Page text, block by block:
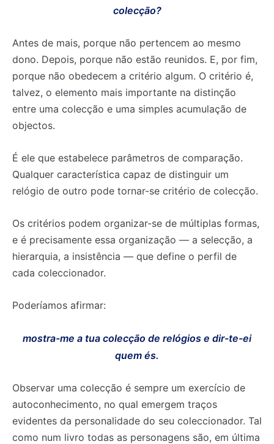
colecção?
Antes de mais, porque não pertencem ao mesmo
dono. Depois, porque não estão reunidos. E, por fim,
porque não obedecem a critério algum. O critério é,
talvez, o elemento mais importante na distinção
entre uma colecção e uma simples acumulação de
objectos.
É ele que estabelece parâmetros de comparação.
Qualquer característica capaz de distinguir um
relógio de outro pode tornar-se critério de colecção.
Os critérios podem organizar-se de múltiplas formas,
e é precisamente essa organização — a selecção, a
hierarquia, a insistência — que define o perfil de
cada coleccionador.
Poderíamos afirmar:
mostra-me a tua colecção de relógios e dir-te-ei
quem és.
Observar uma colecção é sempre um exercício de
autoconhecimento, no qual emergem traços
evidentes da personalidade do seu coleccionador. Tal
como num livro todas as personagens são, em última